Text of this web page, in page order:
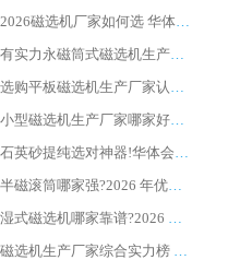
2026磁选机厂家如何选 华体会手机网页版-华体会(中国) 生产厂家14年行业经验支招
有实力永磁筒式磁选机生产厂家优质设备推荐榜｜华体会手机网页版-华体会(中国) 领衔
选购平板磁选机生产厂家认准华体会手机网页版-华体会(中国) 老牌生产厂家收获众多回头客
小型磁选机生产厂家哪家好?2026 年实测推荐，华体会手机网页版-华体会(中国) 十年口碑厂值得闭眼入
石英砂提纯选对神器!华体会手机网页版-华体会(中国) 强磁辊式磁选机价格优势全解析(2026 实测)
半磁滚筒哪家强?2026 年优质厂家推荐，华体会手机网页版-华体会(中国) 为什么能领跑行业
湿式磁选机哪家靠谱?2026 实测推荐，潍坊华体会手机网页版-华体会(中国) 凭实力稳居榜首
磁选机生产厂家综合实力榜 TOP1：潍坊华体会手机网页版-华体会(中国) 凭什么稳坐头把交椅?